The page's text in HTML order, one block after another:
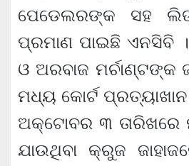
ପେଡେଲରଙ୍କ ସହ
ପ୍ରମାଣ ପାଇଛି ଏନସିବି
ଓ ଅରବାଜ ମର୍ଚାଣ୍ଟଙ୍କ
ମଧ୍ୟ କୋର୍ଟ
ଅକ୍ଟୋବର ୩
ଯାଉଥିବା କ୍ରୁଜ